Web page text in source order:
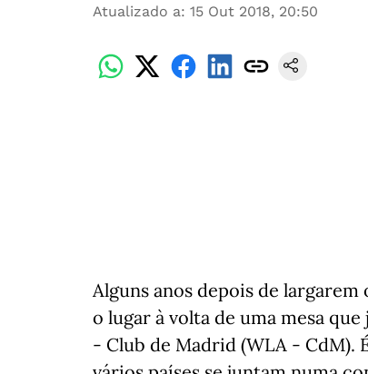
Atualizado a: 15 Out 2018, 20:50
Alguns anos depois de
o lugar à volta de uma mesa
- Club de Madrid (WLA - CdM).